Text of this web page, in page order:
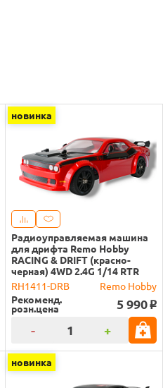
новинка
Радиоуправляемая машина
для дрифта Remo Hobby
RACING & DRIFT (красно-
черная) 4WD 2.4G 1/14 RTR
RH1411-DRB
Remo Hobby
Рекоменд.
розн.цена 5 990 o
- +
новинка